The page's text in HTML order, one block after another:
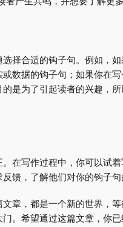
择合适的钩子句。例如，
数据的钩子句；如果你在
是为了引起读者的兴趣，
在写作过程中，你可以试
馈，了解他们对你的钩子句
章，都是一个新的世界，
。希望通过这篇文章，你